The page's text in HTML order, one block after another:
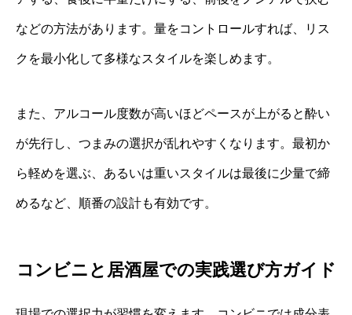
などの方法があります。量をコントロールすれば、リス
クを最小化して多様なスタイルを楽しめます。
また、アルコール度数が高いほどペースが上がると酔い
が先行し、つまみの選択が乱れやすくなります。最初か
ら軽めを選ぶ、あるいは重いスタイルは最後に少量で締
めるなど、順番の設計も有効です。
コンビニと居酒屋での実践選び方ガイド